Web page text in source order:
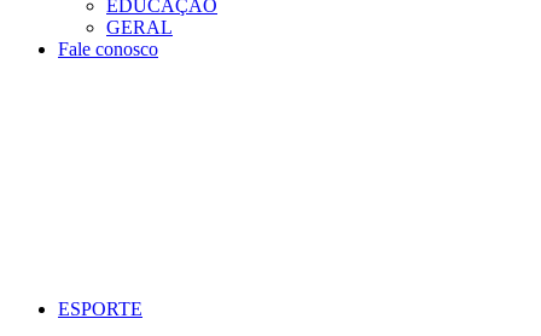
EDUCAÇÃO
GERAL
Fale conosco
ESPORTE